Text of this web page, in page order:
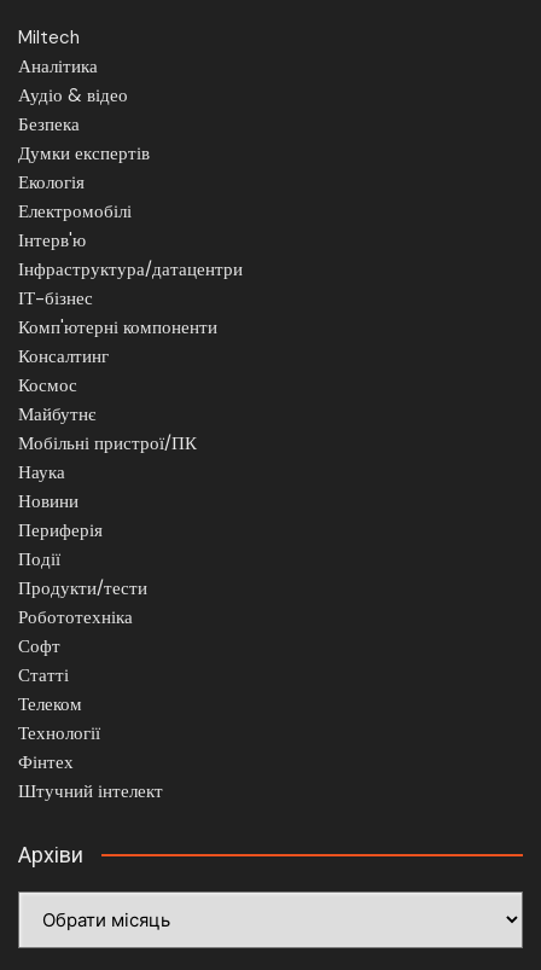
Miltech
Аналітика
Аудіо & відео
Безпека
Думки експертів
Екологія
Електромобілі
Інтерв'ю
Інфраструктура/датацентри
ІТ-бізнес
Комп'ютерні компоненти
Консалтинг
Космос
Майбутнє
Мобільні пристрої/ПК
Наука
Новини
Периферія
Події
Продукти/тести
Робототехніка
Софт
Статті
Телеком
Технології
Фінтех
Штучний інтелект
Архіви